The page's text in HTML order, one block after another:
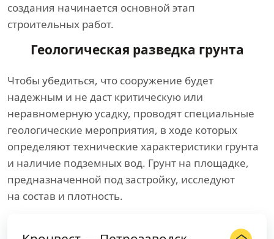
создания начинается основной этап
строительных работ.
Геологическая разведка грунта
Чтобы убедиться, что сооружение будет
надежным и не даст критическую или
неравномерную усадку, проводят специальные
геологические мероприятия, в ходе которых
определяют технические характеристики грунта
и наличие подземных вод. Грунт на площадке,
предназначенной под застройку, исследуют
на состав и плотность.